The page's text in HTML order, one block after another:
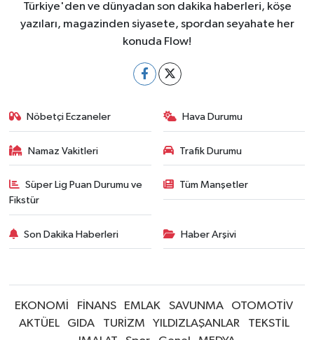
Türkiye'den ve dünyadan son dakika haberleri, köşe
yazıları, magazinden siyasete, spordan seyahate her
konuda Flow!
Nöbetçi Eczaneler Hava Durumu
Namaz Vakitleri Trafik Durumu
Süper Lig Puan Durumu ve
Fikstür
Tüm Manşetler
Son Dakika Haberleri Haber Arşivi
EKONOMİ FİNANS EMLAK SAVUNMA
OTOMOTİV
AKTÜEL
GIDA TURİZM YILDIZLAŞANLAR
TEKSTİL